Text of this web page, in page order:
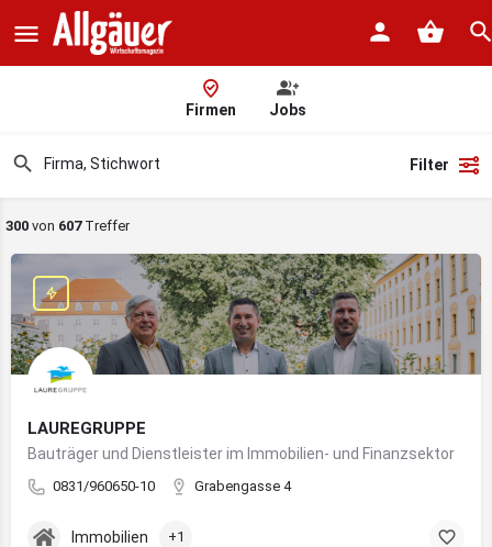
Firmen Jobs
Filter
300 von 607Treffer
LAUREGRUPPE
Bauträger und Dienstleister im Immobilien- und Finanzsektor
0831/960650-10 Grabengasse 4
Immobilien +1